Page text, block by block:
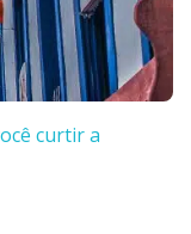
curtir a